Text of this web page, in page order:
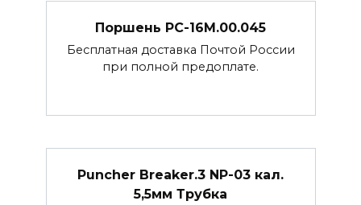
Поршень РС-16М.00.045
Бесплатная доставка Почтой России
при полной предоплате.
Puncher Breaker.3 NP-03 кал.
5,5мм Трубка